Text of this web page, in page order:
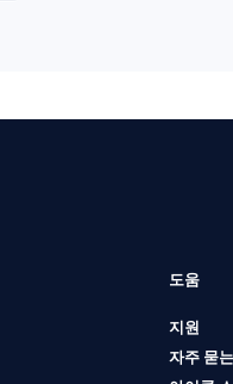
도움
지원
자주 묻